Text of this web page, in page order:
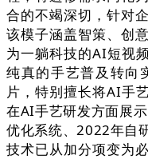
合的不竭深切，针对
该模子涵盖智策、创
为一躺科技的AI短视
纯真的手艺普及转向
片，特别擅长将AI手
在AI手艺研发方面展
优化系统、2022年自
技术已从加分项变为